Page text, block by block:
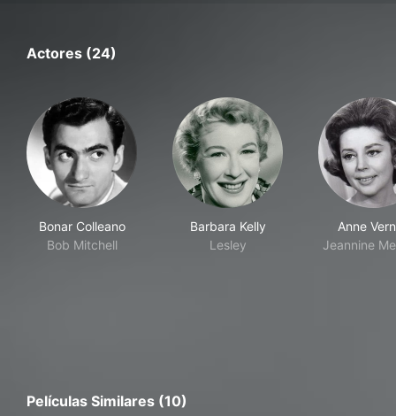
Actores (24)
Bonar Colleano
Bob Mitchell
Barbara Kelly
Lesley
Anne
Jeannine
Películas Similares (10)